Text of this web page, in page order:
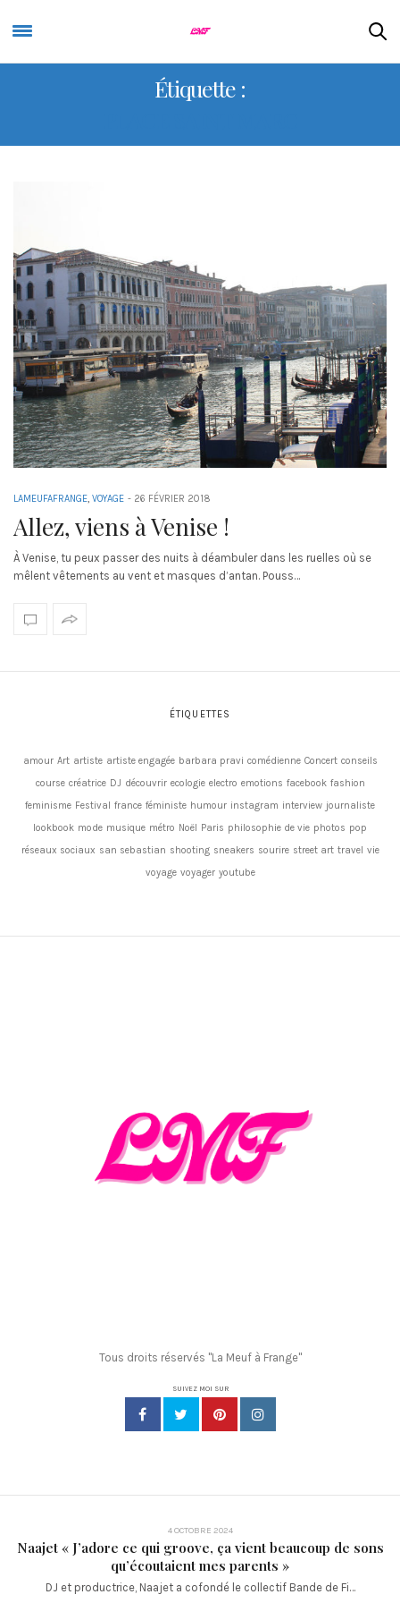
Étiquette :
LAMEUFAFRANGE, VOYAGE - 26 FÉVRIER 2018
Allez, viens à Venise !
À Venise, tu peux passer des nuits à déambuler dans les ruelles où se
mêlent vêtements au vent et masques d’antan. Pouss…
ÉTIQUETTES
amour Art artiste artiste engagée barbara pravi comédienne Concert conseils
course créatrice DJ découvrir ecologie electro emotions facebook fashion
feminisme Festival france féministe humour instagram interview journaliste
lookbook mode musique métro Noël Paris philosophie de vie photos pop
réseaux sociaux san sebastian shooting sneakers sourire street art travel vie
voyage voyager youtube
Tous droits réservés "La Meuf à Frange"
SUIVEZ MOI SUR
4 OCTOBRE 2024
Naajet « J’adore ce qui groove, ça vient beaucoup de sons
qu’écoutaient mes parents »
DJ et productrice, Naajet a cofondé le collectif Bande de Fi…